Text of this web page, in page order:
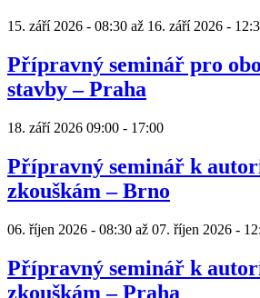
15. září 2026 - 08:30 až 16. září 2026 -
Přípravný seminář pro
stavby – Praha
18. září 2026 09:00 - 17:00
Přípravný seminář k
zkouškám – Brno
06. říjen 2026 - 08:30 až 07. říjen 2026 -
Přípravný seminář k
zkouškám – Praha